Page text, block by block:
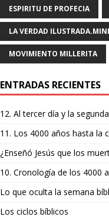
o
k
p
ESPIRITU DE PROFECIA
LA VERDAD
MOVIMIENTO MILLERITA
ENTRADAS RECIENTES
12. Al tercer día y la
11. Los 4000 años hasta la
¿Enseñó Jesús que los
10. Cronología de los 4000
Lo que oculta la semana
Los ciclos bíblicos